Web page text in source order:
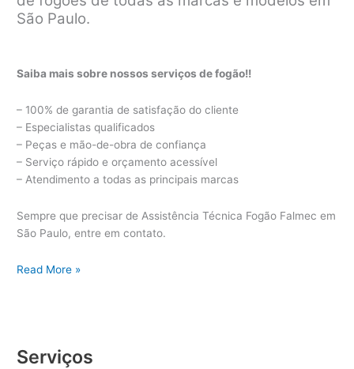
São Paulo.
Saiba mais sobre nossos serviços de fogão!!
– 100% de garantia de satisfação do cliente
– Especialistas qualificados
– Peças e mão-de-obra de confiança
– Serviço rápido e orçamento acessível
– Atendimento a todas as principais marcas
Sempre que precisar de Assistência Técnica Fogão Falmec em
São Paulo, entre em contato.
Assistência
Read More »
Serviços